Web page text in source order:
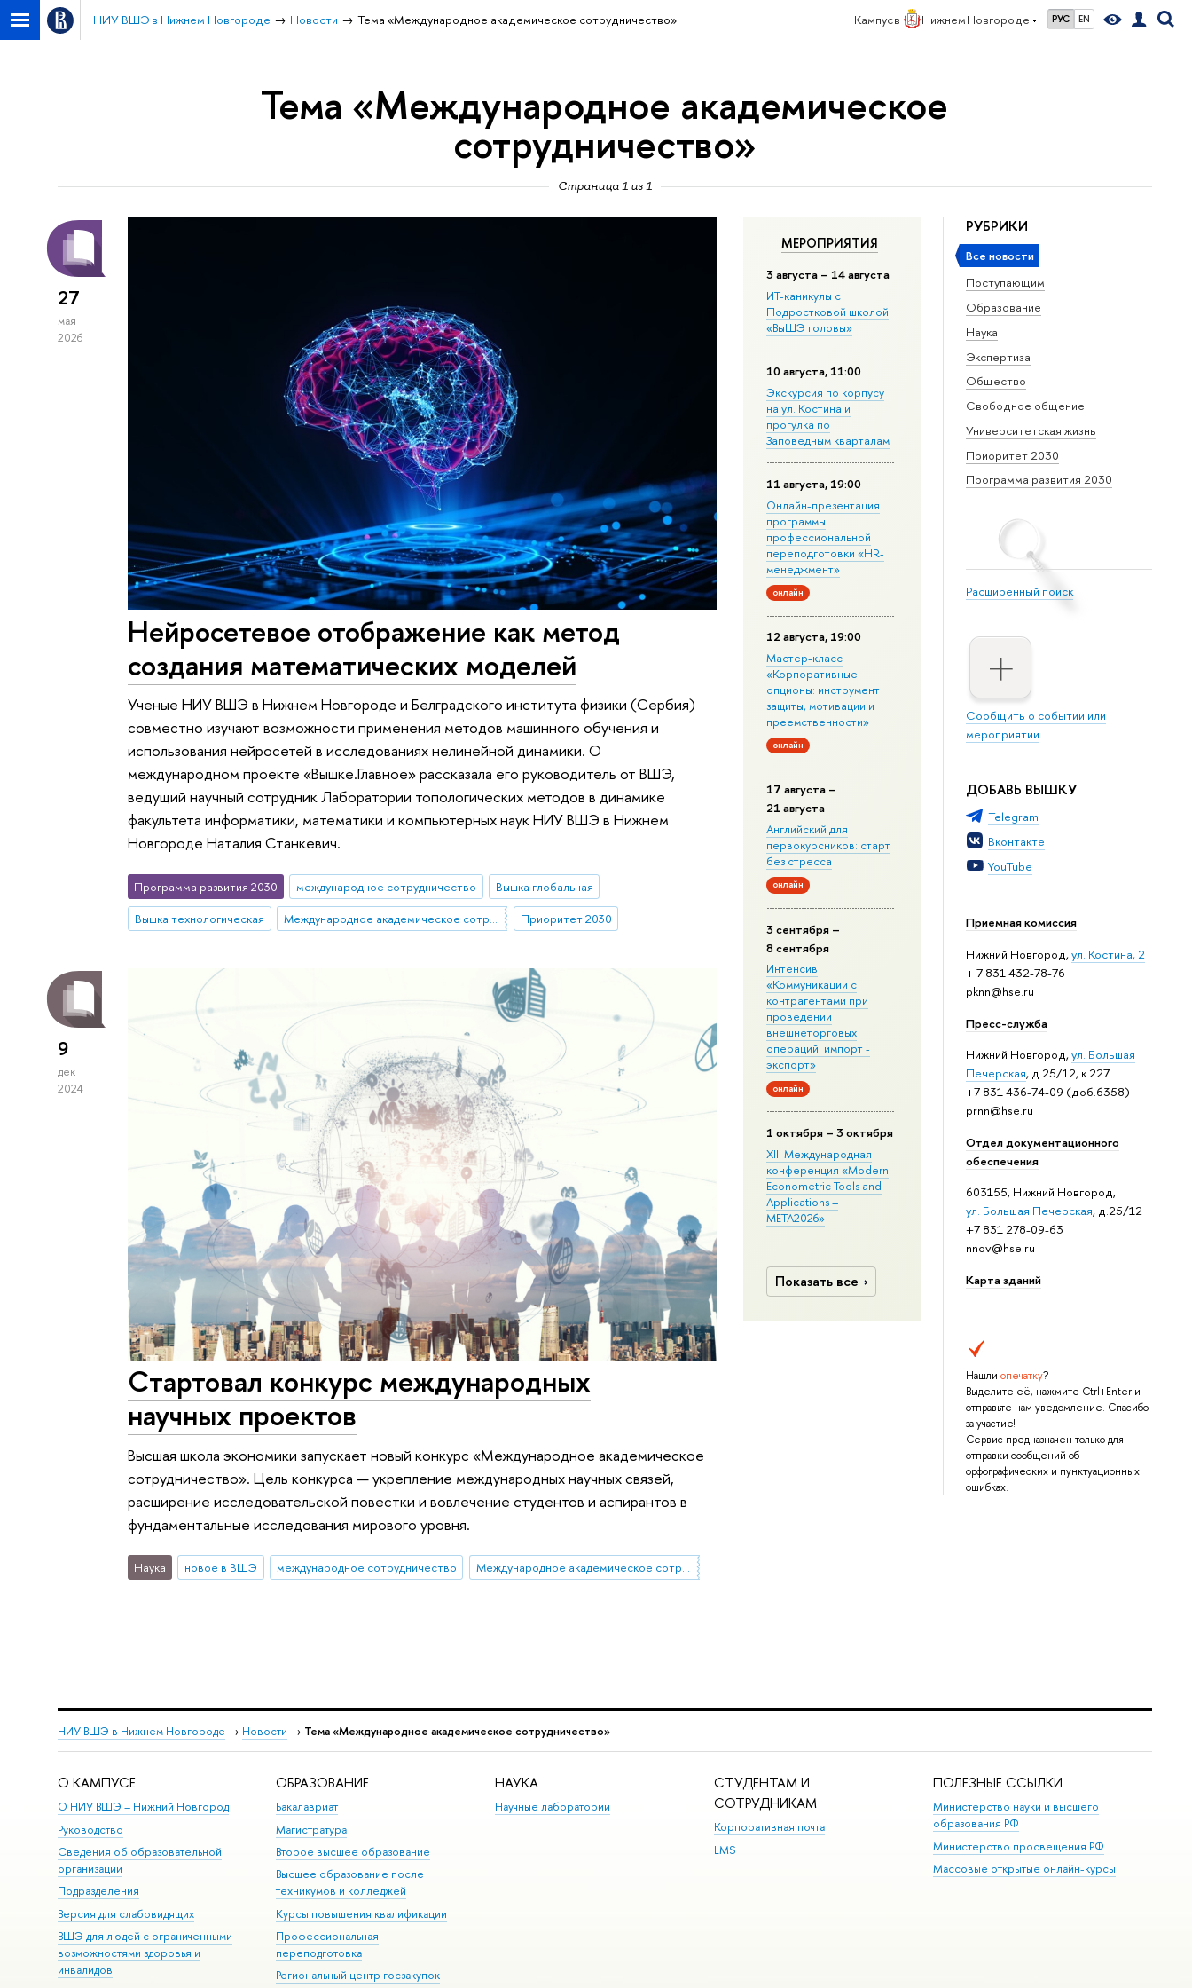
Кампус в Нижнем Новгороде РУС EN
НИУ ВШЭ в Нижнем Новгороде Новости Тема «Международное академическое сотрудничество»
Тема «Международное академическое
сотрудничество»
Страница 1 из 1
РУБРИКИ
Все новости
Поступающим
Образование
Наука
Экспертиза
Общество
Свободное общение
Университетская жизнь
Приоритет 2030
Программа развития 2030
Расширенный поиск
Сообщить о событии или
мероприятии
ДОБАВЬ ВЫШКУ
Telegram
Вконтакте
YouTube
Приемная комиссия
Нижний Новгород,ул. Костина, 2
+ 7 831 432-78-76
pknn@hse.ru
Пресс-служба
Нижний Новгород,ул. Большая
Печерская, д.25/12, к.227
+7 831 436-74-09 (доб.6358)
prnn@hse.ru
Отдел документационного
обеспечения
603155, Нижний Новгород,
ул. Большая Печерская, д.25/12
+7 831 278-09-63
nnov@hse.ru
Карта зданий
Нашли опечатку?
Выделите её, нажмите Ctrl+Enter и
отправьте нам уведомление. Спасибо
за участие!
Сервис предназначен только для
отправки сообщений об
орфографических и пунктуационных
ошибках.
МЕРОПРИЯТИЯ
3 августа – 14 августа
ИТ-каникулы с
Подростковой школой
«ВыШЭ головы»
10 августа, 11:00
Экскурсия по корпусу
на ул. Костина и
прогулка по
Заповедным кварталам
11 августа, 19:00
Онлайн-презентация
программы
профессиональной
переподготовки «HR-
менеджмент»
онлайн
12 августа, 19:00
Мастер-класс
«Корпоративные
опционы: инструмент
защиты, мотивации и
преемственности»
онлайн
17 августа –
21 августа
Английский для
первокурсников: старт
без стресса
онлайн
3 сентября –
8 сентября
Интенсив
«Коммуникации с
контрагентами при
проведении
внешнеторговых
операций: импорт -
экспорт»
онлайн
1 октября – 3 октября
XIII Международная
конференция «Modern
Econometric Tools and
Applications –
META2026»
Показать все
27
мая
2026
Нейросетевое отображение как метод
создания математических моделей
Ученые НИУ ВШЭ в Нижнем Новгороде и Белградского института физики (Сербия)
совместно изучают возможности применения методов машинного обучения и
использования нейросетей в исследованиях нелинейной динамики. О
международном проекте «Вышке.Главное» рассказала его руководитель от ВШЭ,
ведущий научный сотрудник Лаборатории топологических методов в динамике
факультета информатики, математики и компьютерных наук НИУ ВШЭ в Нижнем
Новгороде Наталия Станкевич.
Программа развития 2030 международное сотрудничество
Вышка глобальная
Вышка технологическая
Международное академическое сотрудничество Приоритет 2030
9
дек
2024
Cтартовал конкурс международных
научных проектов
Высшая школа экономики запускает новый конкурс «Международное академическое
сотрудничество». Цель конкурса — укрепление международных научных связей,
расширение исследовательской повестки и вовлечение студентов и аспирантов в
фундаментальные исследования мирового уровня.
Наука новое в ВШЭ международное сотрудничество Международное академическое сотрудничество
НИУ ВШЭ в Нижнем Новгороде → Новости → Тема «Международное академическое сотрудничество»
О КАМПУСЕ
О НИУ ВШЭ – Нижний Новгород
Руководство
Сведения об образовательной
организации
Подразделения
Версия для слабовидящих
ВШЭ для людей с ограниченными
возможностями здоровья и
инвалидов
ОБРАЗОВАНИЕ
Бакалавриат
Магистратура
Второе высшее образование
Высшее образование после
техникумов и колледжей
Курсы повышения квалификации
Профессиональная
переподготовка
Региональный центр госзакупок
НАУКА
Научные лаборатории
СТУДЕНТАМ И
СОТРУДНИКАМ
Корпоративная почта
LMS
ПОЛЕЗНЫЕ ССЫЛКИ
Министерство науки и высшего
образования РФ
Министерство просвещения РФ
Массовые открытые онлайн-курсы